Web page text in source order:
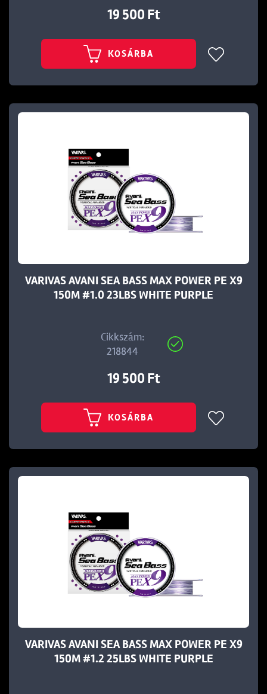
19 500 Ft
KOSÁRBA
VARIVAS AVANI SEA BASS MAX POWER PE X9
150M #1.0 23LBS WHITE PURPLE
Cikkszám:
218844
19 500 Ft
KOSÁRBA
VARIVAS AVANI SEA BASS MAX POWER PE X9
150M #1.2 25LBS WHITE PURPLE